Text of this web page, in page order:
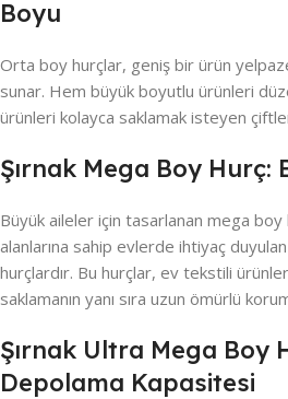
Boyu
Orta boy hurçlar, geniş bir ürün
sunar. Hem büyük boyutlu ürünleri
ürünleri kolayca saklamak isteyen
Şırnak Mega Boy
Büyük aileler için tasarlanan mega
alanlarına sahip evlerde ihtiyaç duyulan
hurçlardır. Bu hurçlar, ev tekstili
saklamanın yanı sıra uzun ömürlü
Şırnak Ultra Mega Boy
Depolama Kapasitesi